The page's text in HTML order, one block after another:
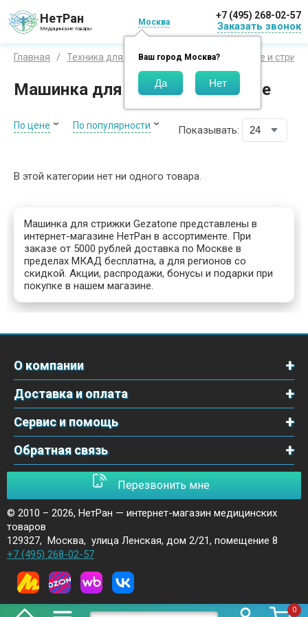
НетРан
Медицинские товары
Москва
Ваш город Москва?
+7 (495) 268-02-57
Заказать звонок
0
Главная Техника для красоты и здоровья Бритье и
Машинка для стрижки Gezatone
По цене По популярности Показывать:
В этой категории нет ни одного товара.
Машинка для стрижки Gezatone представлены в
интернет-магазине НетРан в ассортименте. При
заказе от 5000 рублей доставка по Москве в
пределах МКАД бесплатна, а для регионов со
скидкой. Акции, распродажи, бонусы и подарки при
покупке в нашем магазине.
О компании
Доставка и оплата
Сервис и помощь
Обратная связь
Перезвонить мне
© 2010 – 2026, НетРан — интернет-магазин медицинских
товаров
129327, Москва, улица Ленская, дом 2/21, помещение 8
+7 (495) 268-02-57